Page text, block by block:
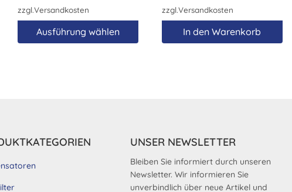
zzgl.Versandkosten
Ausführung wählen
Optionen
können
zzgl.Versandkosten
In den Warenkorb
UNSER NEWSLETTER
Bleiben Sie informiert durch unseren
Newsletter. Wir informieren Sie
unverbindlich über neue Artikel und